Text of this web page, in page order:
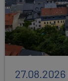
27.08.2026